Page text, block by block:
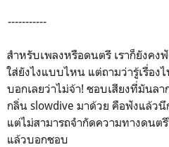
-----------
สำหรับเพลงหรือดนตรี เราก็ยังคง
ใส่ยังไงแบบไหน แต่ถามว่ารู้เรื่อง
บอกเลยว่าไม่จ้า! ชอบเสียงที่มันล
กลิ่น slowdive มาด้วย คือฟังแล้วนึ
แต่ไม่สามารถจำกัดความทางดนต
แล้วบอกชอบ